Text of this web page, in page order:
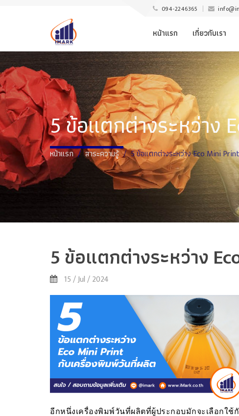
094-2246365
หน้าแรก เกี่ยวกับเรา
5 ข้อแตกต่างระหว่าง
หน้าแรก สาระความรู้ 5 ข้อแตกต่างระหว่าง Eco Mini
5 ข้อแตกต่างระหว่าง
15 / Jul / 2024
อีกหนึ่งเครื่องพิมพ์วันที่ผลิตที่ผู้ประกอบมักจะเลือกใ